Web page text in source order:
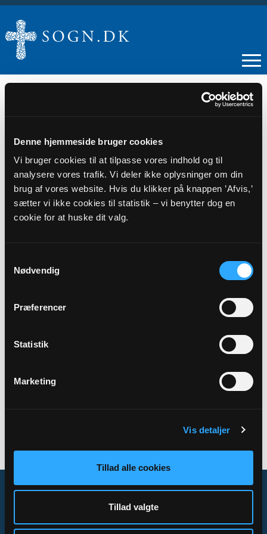
Denne hjemmeside bruger cookies
Vi bruger cookies til at tilpasse vores indhold og til
analysere vores trafik. Vi deler ikke oplysninger om din
brug af vores website. Hvis du klikker på knappen ’Afvis,’
sætter vi ikke cookies til statistik – vi benytter dog en
cookie for at huske dit valg.
Nødvendig
Præferencer
Statistik
Marketing
Vis detaljer
Tillad alle cookies
Tillad valgte
15
SEP
Mandagscafé
Sognehuset